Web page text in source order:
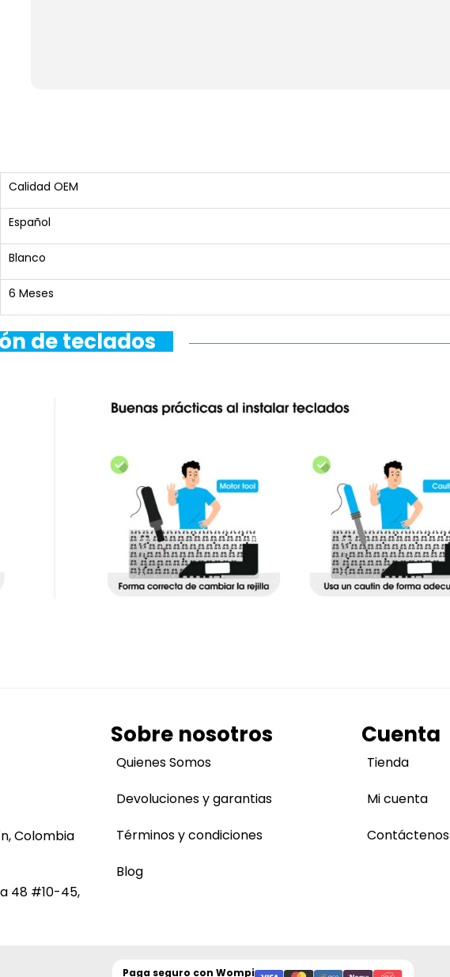
Calidad OEM
Español
Blanco
6 Meses
de teclados
Colombia
48 #10-45,
Sobre nosotros
Quienes Somos
Devoluciones y garantias
Términos y condiciones
Blog
Cuenta
Tienda
Mi cuenta
Contáctenos
Paga seguro con Wompi